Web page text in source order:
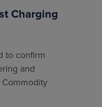
Charging
to confirm
and